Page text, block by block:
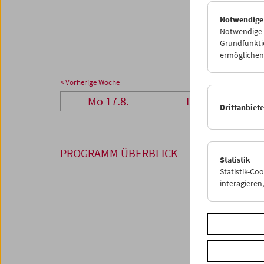
31
< Vorherige Woche
Mo 17.8. Di 18.8.
PROGRAMM ÜBERBLICK
Notwendige
Statistik
Statistik-